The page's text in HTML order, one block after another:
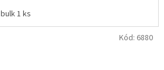
bulk 1 ks
Kód: 6880